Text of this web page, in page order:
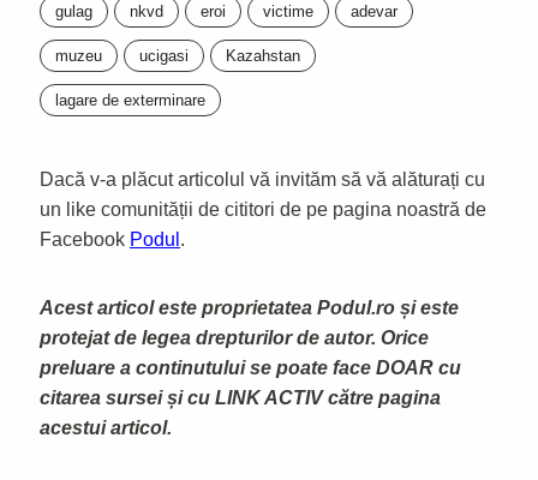
gulag nkvd eroi victime adevar
muzeu ucigasi Kazahstan
lagare de exterminare
Dacă v-a plăcut articolul vă invităm să vă alăturați cu
un like comunității de cititori de pe pagina noastră de
Facebook Podul .
Acest articol este proprietatea Podul.ro și este
protejat de legea drepturilor de autor. Orice
preluare a continutului se poate face DOAR cu
citarea sursei și cu LINK ACTIV către pagina
acestui articol.